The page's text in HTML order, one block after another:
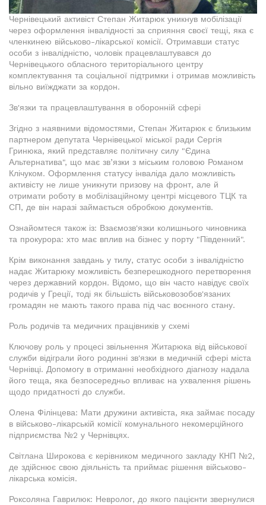
Чернівецький активіст Степан Житарюк уникнув мобілізації
через оформлення інвалідності за сприяння своєї тещі, яка є
членкинею військово-лікарської комісії. Отримавши статус
особи з інвалідністю, чоловік працевлаштувався до
Чернівецького обласного територіального центру
комплектування та соціальної підтримки і отримав можливість
вільно виїжджати за кордон.
Зв'язки та працевлаштування в оборонній сфері
Згідно з наявними відомостями, Степан Житарюк є близьким
партнером депутата Чернівецької міської ради Сергія
Гринюка, який представляє політичну силу "Єдина
Альтернатива", що має зв’язки з міським головою Романом
Клічуком. Оформлення статусу інваліда дало можливість
активісту не лише уникнути призову на фронт, але й
отримати роботу в мобілізаційному центрі місцевого ТЦК та
СП, де він наразі займається обробкою документів.
Ознайомтеся також із: Взаємозв'язки колишнього чиновника
та прокурора: хто має вплив на бізнес у порту "Південний".
Крім виконання завдань у тилу, статус особи з інвалідністю
надає Житарюку можливість безперешкодного перетворення
через державний кордон. Відомо, що він часто навідує своїх
родичів у Греції, тоді як більшість військовозобов'язаних
громадян не мають такого права під час воєнного стану.
Роль родичів та медичних працівників у схемі
Ключову роль у процесі звільнення Житарюка від військової
служби відіграли його родинні зв'язки в медичній сфері міста
Чернівці. Допомогу в отриманні необхідного діагнозу надала
його теща, яка безпосередньо впливає на ухвалення рішень
щодо придатності до служби.
Олена Філінцева: Мати дружини активіста, яка займає посаду
в військово-лікарській комісії комунального некомерційного
підприємства №2 у Чернівцях.
Світлана Широкова є керівником медичного закладу КНП №2,
де здійснює свою діяльність та приймає рішення військово-
лікарська комісія.
Роксоляна Гаврилюк: Невролог, до якого пацієнти звернулися